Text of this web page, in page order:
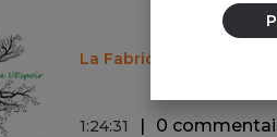
La Fabrique de l'Espoir
1:24:31 0